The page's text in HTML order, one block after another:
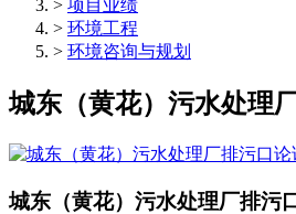
> 项目业绩
> 环境工程
> 环境咨询与规划
城东（黄花）污水处理
城东（黄花）污水处理厂排污